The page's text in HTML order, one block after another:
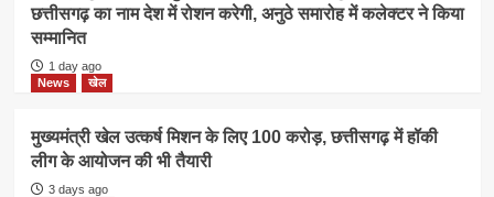
छत्तीसगढ़ का नाम देश में रोशन करेगी, अनुठे समारोह में कलेक्टर ने किया
सम्मानित
1 day ago
News
खेल
मुख्यमंत्री खेल उत्कर्ष मिशन के लिए 100 करोड़, छत्तीसगढ़ में हॉकी
लीग के आयोजन की भी तैयारी
3 days ago